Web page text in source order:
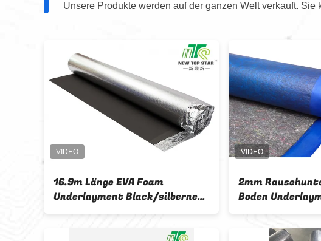
Unsere Produkte werden auf der ganzen Welt verkauft.
2mm Rauschunterdrückungs-
Boden Underlayment, Sperren-
Schaum-Unterlage des Dampf-
EVA Foam
Lozenge
des
mit rotem